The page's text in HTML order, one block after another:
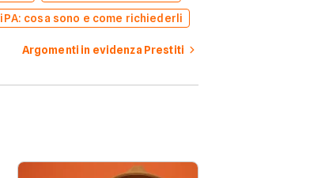
cosa sono e come richiederli
Argomenti in evidenza Prestiti